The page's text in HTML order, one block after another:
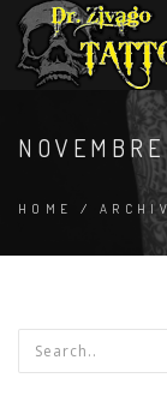
HOME /
Form di